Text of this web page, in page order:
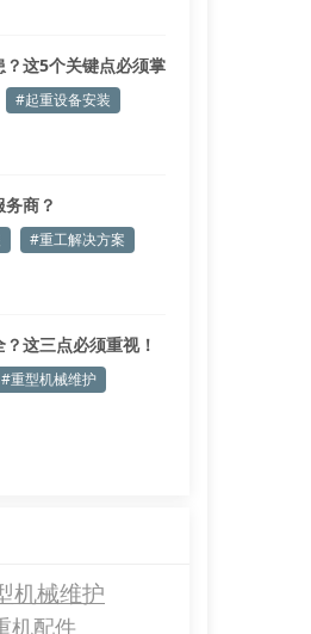
这5个关键点必须掌
#起重设备安装
商？
#重工解决方案
这三点必须重视！
#重型机械维护
机械维护
机配件